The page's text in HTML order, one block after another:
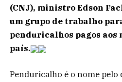
(CNJ), ministro Edson
um grupo de trabalho
penduricalhos pagos aos
país.
Penduricalho é o nome